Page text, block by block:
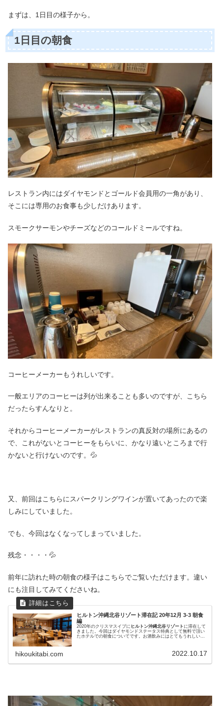
まずは、1日目の様子から。
1日目の朝食
レストラン内にはダイヤモンドとゴールド会員用の一角があり、
そこには専用のお食事も少しだけあります。
スモークサーモンやチーズなどのコールドミールですね。
コーヒーメーカーもうれしいです。
一般エリアのコーヒーは列が出来ることも多いのですが、こちら
だったらすんなりと。
それからコーヒーメーカーがレストランの真反対の場所にあるの
で、これがないとコーヒーをもらいに、かなり遠いところまで行
かないと行けないのです。💦
又、前回はこちらにスパークリングワインが置いてあったので楽
しみにしていました。
でも、今回はなくなってしまっていました。
残念・・・・💦
前年に訪れた時の朝食の様子はこちらでご覧いただけます。違い
にも注目してみてくださいね。
ヒルトン沖縄北谷リゾート滞在記 20年12月 3-3 朝食
編
2020年のクリスマスイブに ヒルトン沖縄北谷リゾート に滞在して
きました。今回はダイヤモンドステータス特典として無料で頂い
たホテルでの朝食についてです。お酒飲みにはとてもうれしい、
hikoukitabi.com 2022.10.17